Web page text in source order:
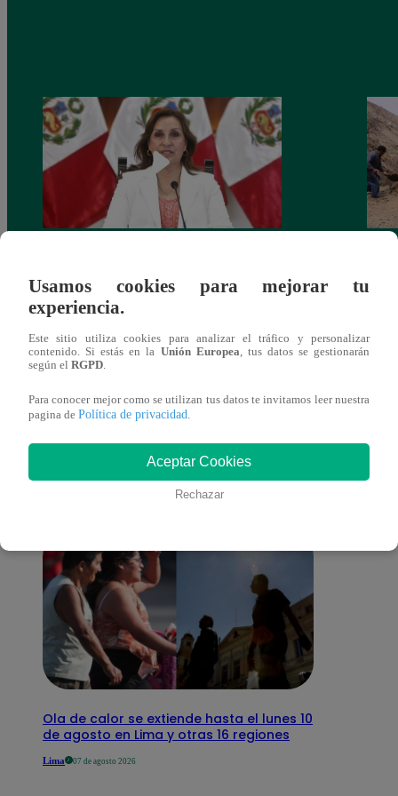
salario presidencial se aplique desde 2026
También te puede
interesar
Ola de calor se extiende hasta el lunes 10
de agosto en Lima y otras 16 regiones
Lima 07 de agosto 2026
Usamos cookies para mejorar tu
experiencia.
Este sitio utiliza cookies para analizar el tráfico y personalizar
contenido. Si estás en la Unión Europea , tus datos se gestionarán
según el RGPD
Para conocer mejor como se utilizan tus datos te invitamos leer nuestra
pagina de Política de privacidad
Aceptar Cookies
Rechazar